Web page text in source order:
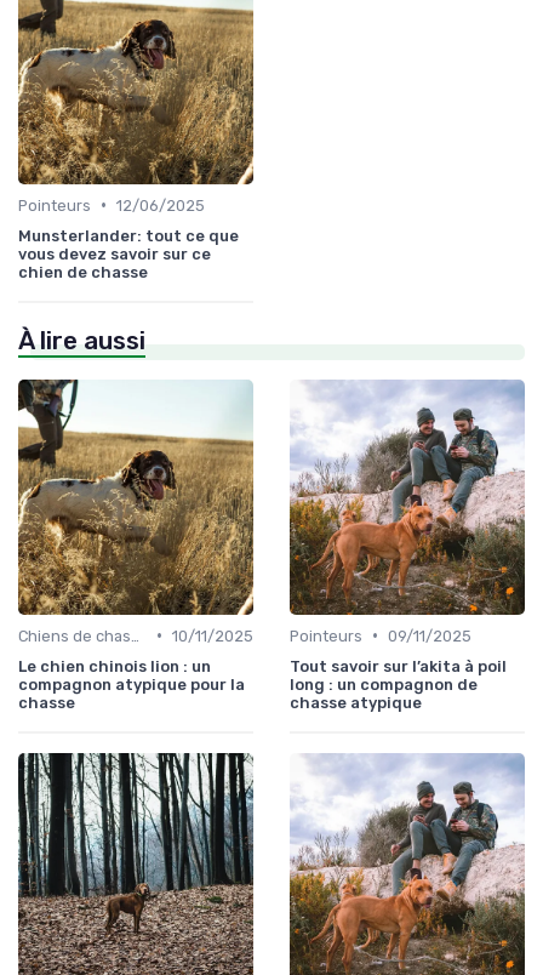
Pointeurs • 12/06/2025
Munsterlander: tout ce que
vous devez savoir sur ce
chien de chasse
À lire aussi
• 10/11/2025
Le chien chinois lion : un
compagnon atypique pour la
chasse
Pointeurs • 09/11/2025
Tout savoir sur l’akita à poil
long : un compagnon de
chasse atypique